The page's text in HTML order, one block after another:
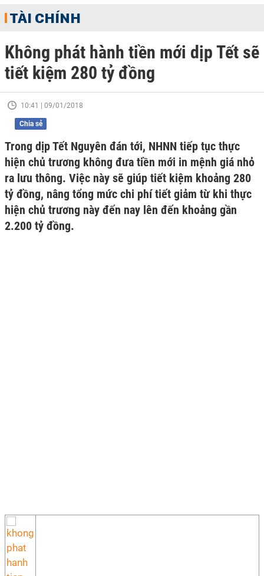
TÀI CHÍNH
Không phát hành tiền mới dịp Tết sẽ
tiết kiệm 280 tỷ đồng
10:41 | 09/01/2018
Chia sẻ
Trong dịp Tết Nguyên đán tới, NHNN tiếp tục thực
hiện chủ trương không đưa tiền mới in mệnh giá nhỏ
ra lưu thông. Việc này sẽ giúp tiết kiệm khoảng 280
tỷ đồng, nâng tổng mức chi phí tiết giảm từ khi thực
hiện chủ trương này đến nay lên đến khoảng gần
2.200 tỷ đồng.